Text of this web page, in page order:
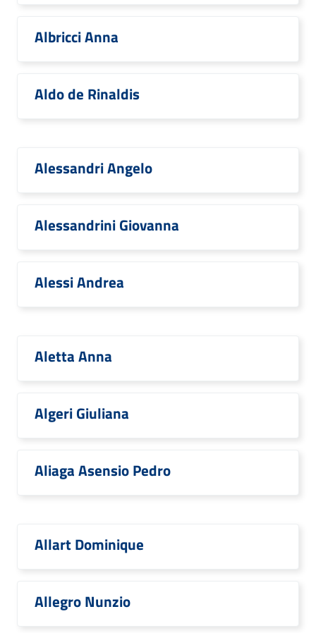
Albricci Anna
Aldo de Rinaldis
Alessandri Angelo
Alessandrini Giovanna
Alessi Andrea
Aletta Anna
Algeri Giuliana
Aliaga Asensio Pedro
Allart Dominique
Allegro Nunzio